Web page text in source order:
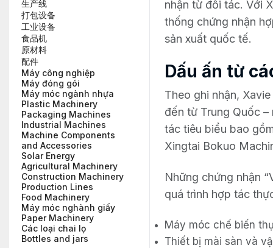
生产线
打包设备
工业设备
食品机
原材料
配件
Máy công nghiệp
Máy đóng gói
Máy móc ngành nhựa
Plastic Machinery
Packaging Machines
Industrial Machines
Machine Components
and Accessories
Solar Energy
Agricultural Machinery
Construction Machinery
Production Lines
Food Machinery
Máy móc nghành giấy
Paper Machinery
Các loại chai lọ
Bottles and jars
nhận từ đối tác. Với
thống chứng nhận
sản xuất quốc tế.
Dấu ấn từ
Theo ghi nhận,
đến từ Trung Quốc
tác tiêu biểu bao
Xingtai Bokuo
Những chứng nhận
quá trình hợp tác
Máy móc chế biến
Thiết bị mài sàn và